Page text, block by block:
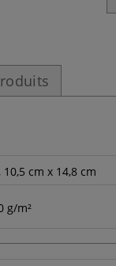
10,5 cm x 14,8 cm
g/m²